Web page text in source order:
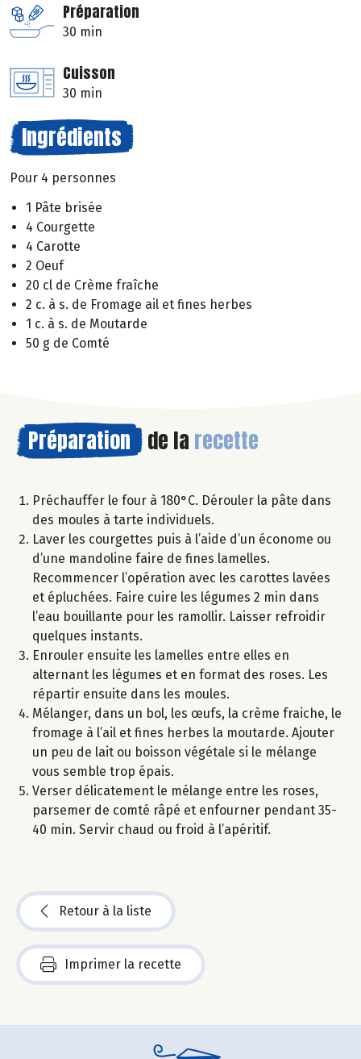
Préparation
30 min
Cuisson
30 min
Ingrédients
Pour 4 personnes
1 Pâte brisée
4 Courgette
4 Carotte
2 Oeuf
20 cl de Crème fraîche
2 c. à s. de Fromage ail et fines herbes
1 c. à s. de Moutarde
50 g de Comté
Préparation de la recette
Préchauffer le four à 180°C. Dérouler la pâte dans
des moules à tarte individuels.
Laver les courgettes puis à l’aide d’un économe ou
d’une mandoline faire de fines lamelles.
Recommencer l’opération avec les carottes lavées
et épluchées. Faire cuire les légumes 2 min dans
l’eau bouillante pour les ramollir. Laisser refroidir
quelques instants.
Enrouler ensuite les lamelles entre elles en
alternant les légumes et en format des roses. Les
répartir ensuite dans les moules.
Mélanger, dans un bol, les œufs, la crème fraiche, le
fromage à l’ail et fines herbes la moutarde. Ajouter
un peu de lait ou boisson végétale si le mélange
vous semble trop épais.
Verser délicatement le mélange entre les roses,
parsemer de comté râpé et enfourner pendant 35-
40 min. Servir chaud ou froid à l’apéritif.
Retour à la liste
Imprimer la recette